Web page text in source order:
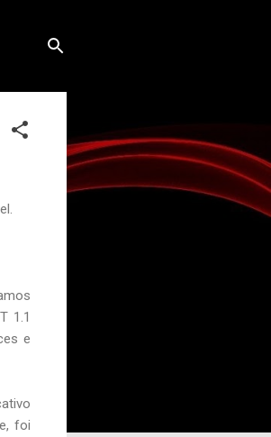
1.1
e
foi